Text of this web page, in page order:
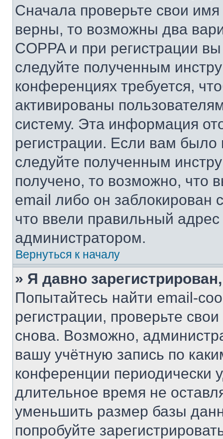
Сначала проверьте свои
верны, то возможны два
COPPA и при регистрации
следуйте полученным
конференциях требуется,
активированы
систему. Эта информация
регистрации. Если вам
следуйте полученным
получено, то возможно, что
email либо он
что ввели правильный адрес
администратором.
Вернуться к началу
» Я давно
Попытайтесь найти email-
регистрации, проверьте
снова. Возможно,
вашу учётную запись по
конференции периодически
длительное время не
уменьшить размер базы
попробуйте